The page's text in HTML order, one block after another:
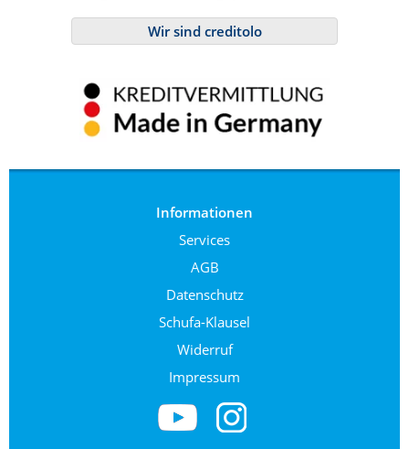
Wir sind creditolo
Informationen
Services
AGB
Datenschutz
Schufa-Klausel
Widerruf
Impressum